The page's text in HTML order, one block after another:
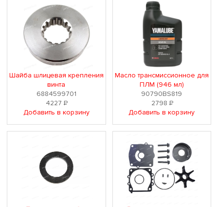
Шайба шлицевая крепления
винта
6884599701
4227Р
Добавить в корзину
Масло трансмиссионное для
ПЛМ (946 мл)
90790BS819
2798 Р
Добавить в корзину